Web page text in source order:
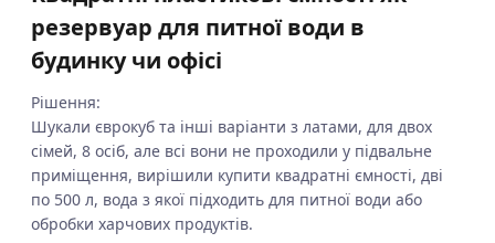
резервуар для питної води в
будинку чи офісі
Рішення:
Шукали єврокуб та інші варіанти з латами, для двох
сімей, 8 осіб, але всі вони не проходили у підвальне
приміщення, вирішили купити квадратні ємності, дві
по 500 л, вода з якої підходить для питної води або
обробки харчових продуктів.